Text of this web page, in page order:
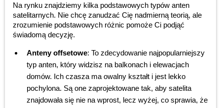
Na rynku znajdziemy kilka podstawowych typów anten
satelitarnych. Nie chcę zanudzać Cię nadmierną teorią, ale
zrozumienie podstawowych różnic pomoże Ci podjąć
świadomą decyzję.
Anteny offsetowe: To zdecydowanie najpopularniejszy
typ anten, który widzisz na balkonach i elewacjach
domów. Ich czasza ma owalny kształt i jest lekko
pochylona. Są one zaprojektowane tak, aby satelita
znajdowała się nie na wprost, lecz wyżej, co sprawia, że